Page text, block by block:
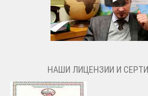
НАШИ ЛИЦЕНЗИИ И